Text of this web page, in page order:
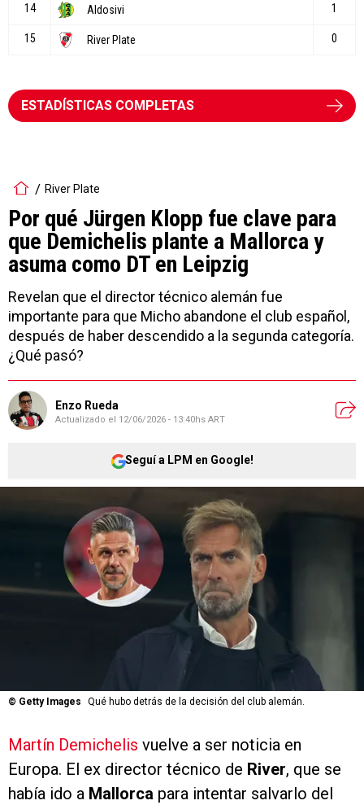
ESTADÍSTICAS COMPLETAS
River Plate
Por qué Jürgen Klopp fue clave para
que Demichelis plante a Mallorca y
asuma como DT en Leipzig
Revelan que el director técnico alemán fue
importante para que Micho abandone el club español,
después de haber descendido a la segunda categoría.
¿Qué pasó?
Enzo Rueda
Actualizado el 12/06/2026 - 13:40hs ART
Seguí a LPM en Google!
© Getty Images Qué hubo detrás de la decisión del club alemán.
Martín Demichelis vuelve a ser noticia en
Europa. El ex director técnico de River, que se
había ido a Mallorca para intentar salvarlo del